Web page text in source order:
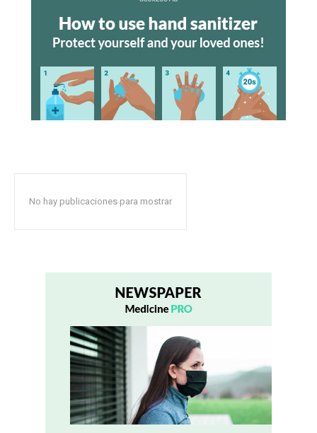
No hay publicaciones para mostrar